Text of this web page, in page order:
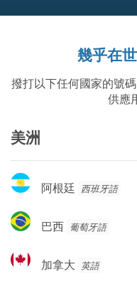
幾乎在
撥打以下任何國家的號
供應
美洲
阿
根
阿根廷 西班牙語
巴
西
巴西 葡萄牙語
加
拿
加拿大 英語